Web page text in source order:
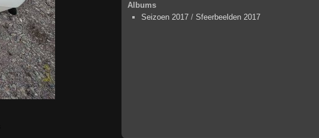
Albums
Seizoen 2017 / Sfeerbeelden 2017